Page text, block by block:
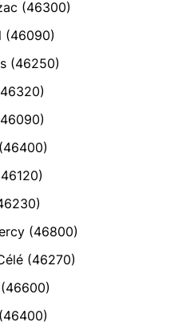
(46300)
(46090)
(46250)
(46800)
(46270)